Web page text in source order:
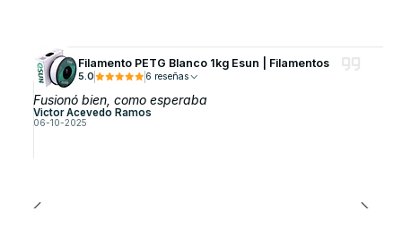
Filamento PETG Blanco 1kg Esun | Filamentos
5.0 6 reseñas
Fusionó bien, como esperaba
Victor Acevedo Ramos
06-10-2025